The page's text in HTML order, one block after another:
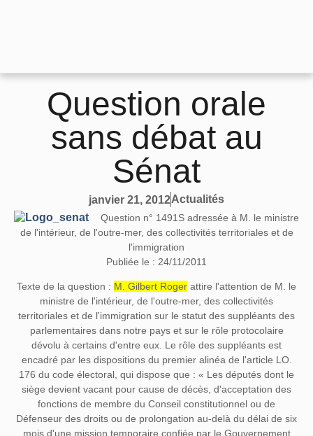
Question orale
sans débat au
Sénat
janvier 21, 2012Actualités
Question n° 1491S adressée à M. le ministre
de l'intérieur, de l'outre-mer, des collectivités territoriales et de
l'immigration
Publiée le : 24/11/2011
Texte de la question : M. Gilbert Roger attire l'attention de M. le
ministre de l'intérieur, de l'outre-mer, des collectivités
territoriales et de l'immigration sur le statut des suppléants des
parlementaires dans notre pays et sur le rôle protocolaire
dévolu à certains d'entre eux. Le rôle des suppléants est
encadré par les dispositions du premier alinéa de l'article LO.
176 du code électoral, qui dispose que : « Les députés dont le
siège devient vacant pour cause de décès, d'acceptation des
fonctions de membre du Conseil constitutionnel ou de
Défenseur des droits ou de prolongation au-delà du délai de six
mois d'une mission temporaire confiée par le Gouvernement